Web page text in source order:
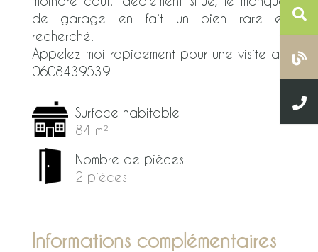
de garage en fait un bien rare et
recherché.
Appelez-moi rapidement pour une visite au
0608439539
Surface habitable
84 m²
Nombre de pièces
2 pièces
Informations complémentaires